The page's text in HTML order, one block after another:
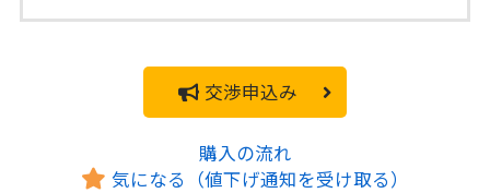
交渉申込み
購入の流れ
気になる（値下げ通知を受け取る）